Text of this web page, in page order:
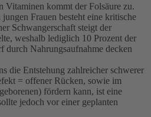
Vitaminen kommt der Folsäure zu.
Frauen besteht eine kritische
Schwangerschaft steigt der
weshalb lediglich 10 Prozent der
durch Nahrungsaufnahme decken
die Entstehung zahlreicher schwerer
= offener Rücken, sowie im
fördern kann, ist eine
jedoch vor einer geplanten